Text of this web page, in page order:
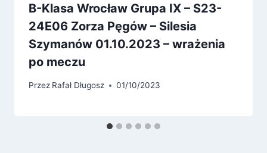
B-Klasa Wrocław Grupa IX – S23-
24E06 Zorza Pęgów – Silesia
Szymanów 01.10.2023 – wrażenia
po meczu
Przez Rafał Długosz 01/10/2023